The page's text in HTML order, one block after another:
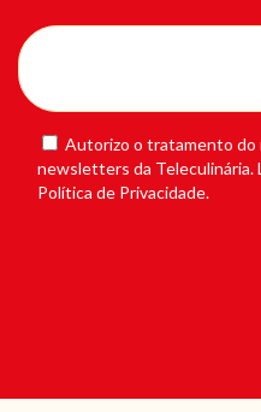
Autorizo o tratamento do
newsletters da Teleculinária.
Política de Privacidade.